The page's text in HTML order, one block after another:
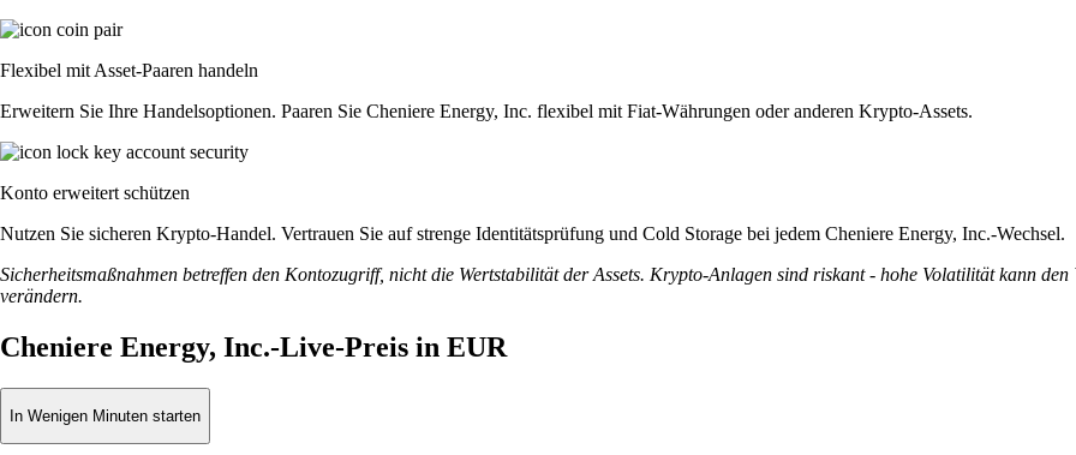
Flexibel mit Asset-Paaren handeln
Erweitern Sie Ihre Handelsoptionen. Paaren Sie Cheniere Energy, Inc. flexibel mit Fiat-Währungen oder anderen Krypto-Assets.
Konto erweitert schützen
Nutzen Sie sicheren Krypto-Handel. Vertrauen Sie auf strenge Identitätsprüfung und Cold Storage bei jedem Cheniere Energy, Inc.-Wechsel.
Sicherheitsmaßnahmen betreffen den Kontozugriff, nicht die Wertstabilität der Assets. Krypto-Anlagen sind riskant - hohe Volatilität kann den
verändern.
Cheniere Energy, Inc.-Live-Preis in EUR
In Wenigen Minuten starten